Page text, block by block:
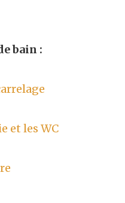
bain :
et les WC